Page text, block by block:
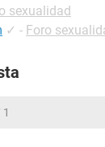
sexualidad
✓ - Foro